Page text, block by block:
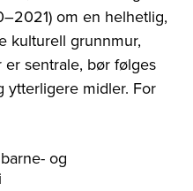
om en helhetlig,
kulturell grunnmur,
sentrale, bør følges
ytterligere midler. For
og